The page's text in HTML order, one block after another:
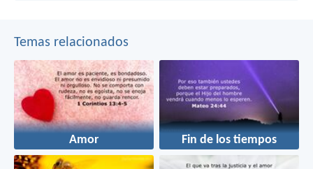
Temas relacionados
Amor Fin de los tiempos